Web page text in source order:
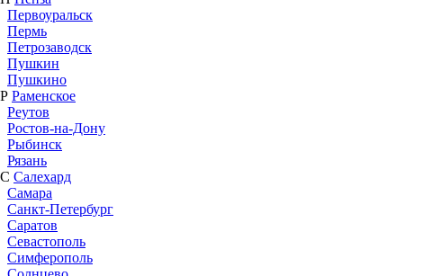
Первоуральск
Пермь
Петрозаводск
Пушкин
Пушкино
Р Раменское
Реутов
Ростов-на-Дону
Рыбинск
Рязань
С Салехард
Самара
Санкт-Петербург
Саратов
Севастополь
Симферополь